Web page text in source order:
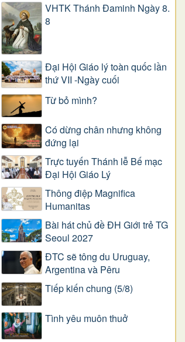
VHTK Thánh Đaminh Ngày 8.
8
Đại Hội Giáo lý toàn quốc lần
thứ VII -Ngày cuối
Từ bỏ mình?
Có dừng chân nhưng không
đứng lại
Trực tuyến Thánh lễ Bế mạc
Đại Hội Giáo Lý
Thông điệp Magnifica
Humanitas
Bài hát chủ đề ĐH Giới trẻ TG
Seoul 2027
ĐTC sẽ tông du Uruguay,
Argentina và Pêru
Tiếp kiến chung (5/8)
Tình yêu muôn thuở